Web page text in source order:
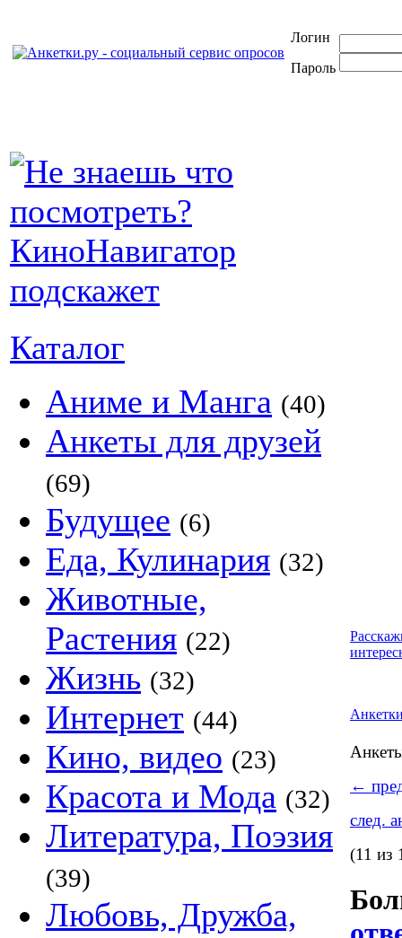
Логин
Пароль
Каталог
Аниме и Манга (40)
Анкеты для друзей
(69)
Будущее (6)
Еда, Кулинария (32)
Животные,
Растения (22)
Жизнь (32)
Интернет (44)
Кино, видео (23)
Красота и Мода (32)
Литература, Поэзия
(39)
Любовь, Дружба,
←
след.
(11 из